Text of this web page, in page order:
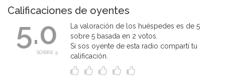
Calificaciones de oyentes
5.0
SOBRE 5
La valoración de los huéspedes es de 5
sobre 5 basada en 2 votos.
Si sos oyente de esta radio compartí tu
calificación.